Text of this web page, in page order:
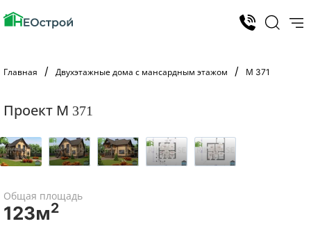
Главная Двухэтажные дома с мансардным этажом М 371
Проект М 371
Общая площадь
123м2